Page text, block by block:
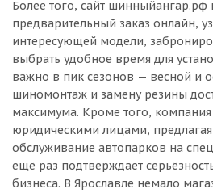
Более того, сайт шинныйангар.рф
предварительный заказ онлайн,
интересующей модели,
выбрать удобное время для
важно в пик сезонов — весной и
шиномонтаж и замену резины
максимума. Кроме того, компания
юридическими лицами,
обслуживание автопарков на
ещё раз подтверждает
бизнеса. В Ярославле немало